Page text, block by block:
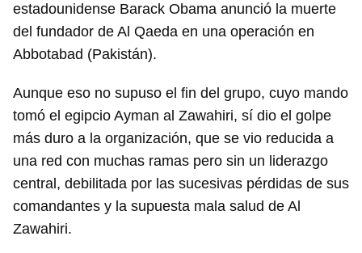
estadounidense Barack Obama anunció la muerte
del fundador de Al Qaeda en una operación en
Abbotabad (Pakistán).
Aunque eso no supuso el fin del grupo, cuyo mando
tomó el egipcio Ayman al Zawahiri, sí dio el golpe
más duro a la organización, que se vio reducida a
una red con muchas ramas pero sin un liderazgo
central, debilitada por las sucesivas pérdidas de sus
comandantes y la supuesta mala salud de Al
Zawahiri.